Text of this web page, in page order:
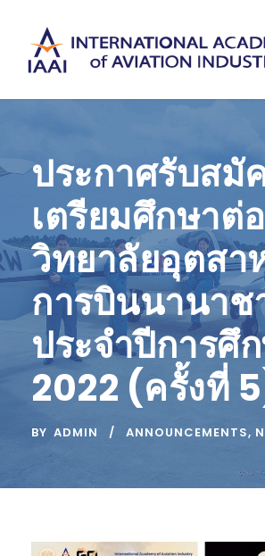
ประกาศรับสมั
เตรียมศึกษาต่อ
วิทยาลัยอุตสา
การบินนานาช
ประจำปีการศึ
2022 (ครั้งที่
BY ADMIN ANNOUNCEMENTS,